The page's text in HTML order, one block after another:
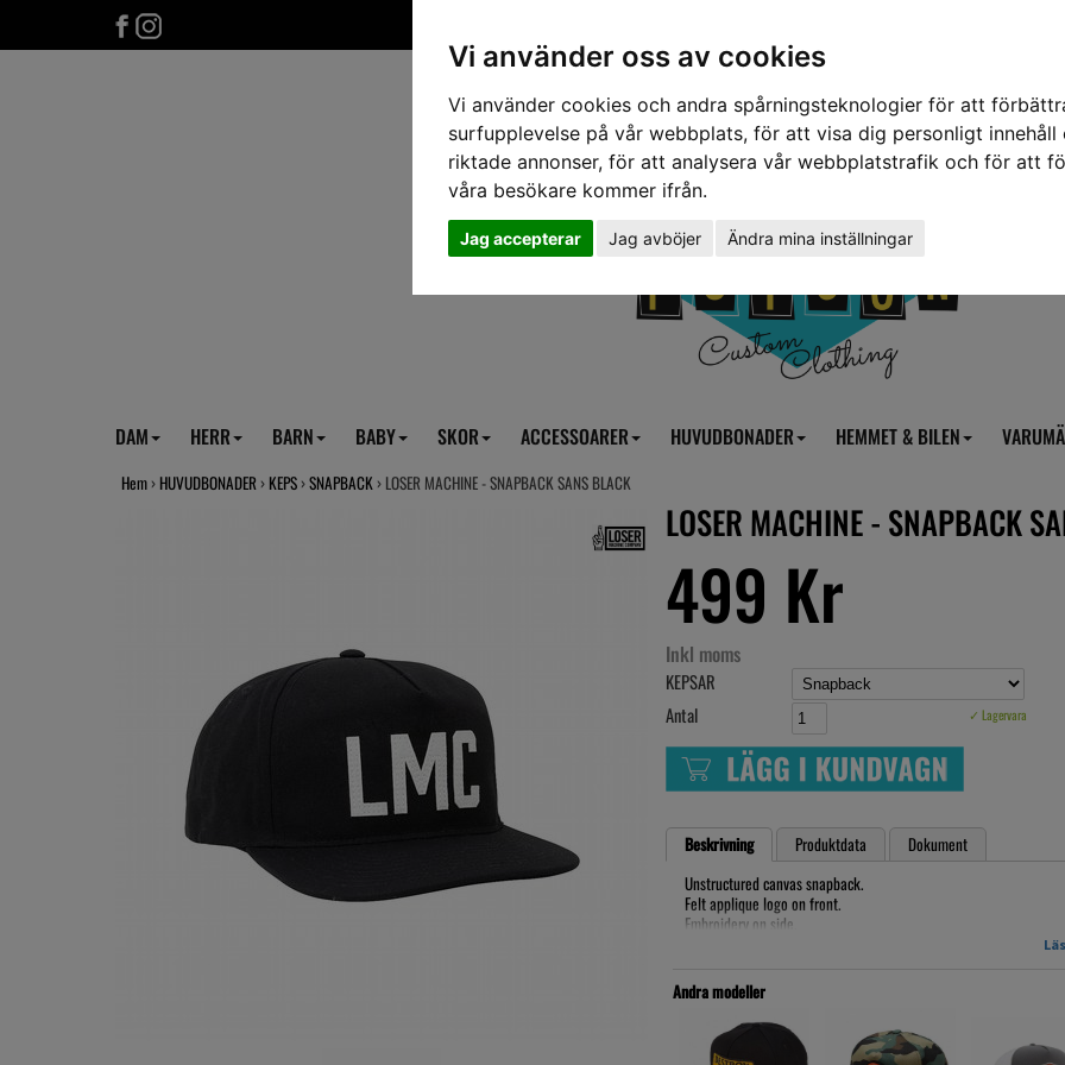
Vi använder oss av cookies
Vi använder cookies och andra spårningsteknologier för att
surfupplevelse på vår webbplats, för att visa dig personligt innehåll
riktade annonser, för att analysera vår webbplatstrafik och för att
våra besökare kommer ifrån.
Jag accepterar Jag avböjer Ändra mina inställningar
DAM HERR BARN BABY SKOR ACCESSOARER HUVUDBONADER HEMMET & BILEN
Hem › HUVUDBONADER › KEPS ›SNAPBACK › LOSER MACHINE - SNAPBACK SANS BLACK
LOSER MACHINE - SNAPBACK
499 Kr
Inkl moms
KEPSAR
Antal
✓ Lagervara
Beskrivning Produktdata
Dokument
Unstructured canvas snapback.
Felt applique logo on front.
Embroidery on side.
Andra modeller